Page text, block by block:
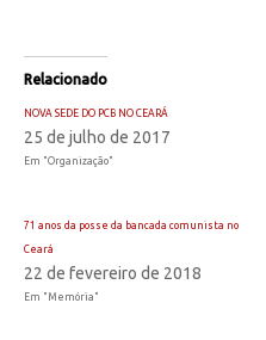
Relacionado
NOVA SEDE DO PCB NO CEARÁ
25 de julho de 2017
Em "Organização"
71 anos da posse da bancada comunista no
Ceará
22 de fevereiro de 2018
Em "Memória"